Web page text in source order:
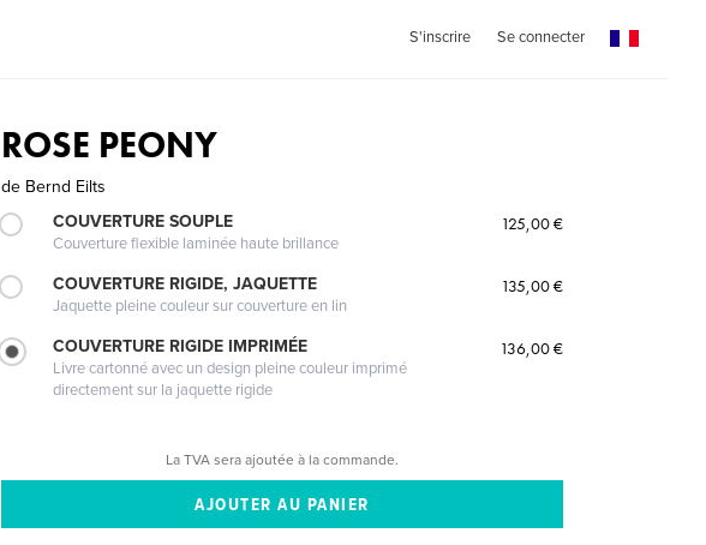
S'inscrire Se connecter
ROSE PEONY
de Bernd Eilts
COUVERTURE SOUPLE
Couverture flexible laminée haute brillance
125,00 €
COUVERTURE RIGIDE, JAQUETTE
Jaquette pleine couleur sur couverture en lin
135,00 €
COUVERTURE RIGIDE IMPRIMÉE
Livre cartonné avec un design pleine couleur imprimé
directement sur la jaquette rigide
136,00 €
La TVA sera ajoutée à la commande.